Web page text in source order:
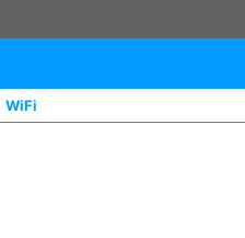
WiFi